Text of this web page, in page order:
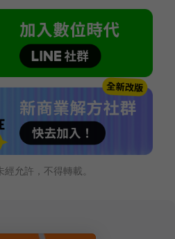
允許，不得轉載。